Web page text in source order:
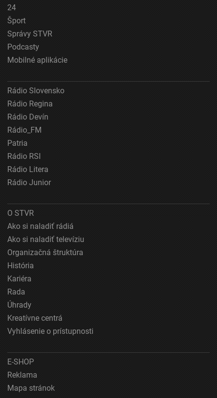
24
Šport
Správy STVR
Podcasty
Mobilné aplikácie
Rádio Slovensko
Rádio Regina
Rádio Devín
Rádio_FM
Patria
Rádio RSI
Rádio Litera
Rádio Junior
O STVR
Ako si naladiť rádiá
Ako si naladiť televíziu
Organizačná štruktúra
História
Kariéra
Rada
Úhrady
Kreatívne centrá
Vyhlásenie o prístupnosti
E-SHOP
Reklama
Mapa stránok